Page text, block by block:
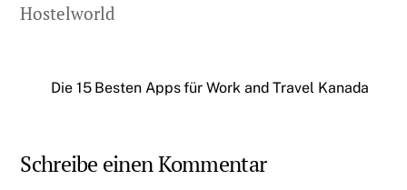
Hostelworld
Die 15 Besten Apps für Work and Travel Kanada
Schreibe einen Kommentar